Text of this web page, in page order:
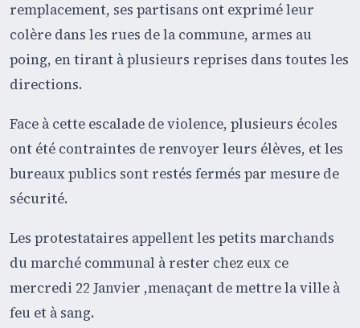
remplacement, ses partisans ont exprimé leur
colère dans les rues de la commune, armes au
poing, en tirant à plusieurs reprises dans toutes les
directions.
Face à cette escalade de violence, plusieurs écoles
ont été contraintes de renvoyer leurs élèves, et les
bureaux publics sont restés fermés par mesure de
sécurité.
Les protestataires appellent les petits marchands
du marché communal à rester chez eux ce
mercredi 22 Janvier ,menaçant de mettre la ville à
feu et à sang.